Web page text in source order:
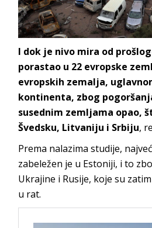
I dok je nivo mira od
porastao u 22 evropske
evropskih zemalja,
kontinenta, zbog
susednim zemljama opao,
Švedsku, Litvaniju i Srbiju,
Prema nalazima studije,
zabeležen je u Estoniji, i to
Ukrajine i Rusije, koje su
u rat.